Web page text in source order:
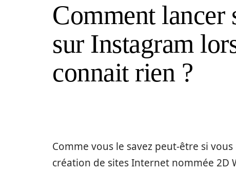
Comment lancer
sur Instagram
connait rien ?
Comme vous le savez peut-être si
création de sites Internet nommée 2D